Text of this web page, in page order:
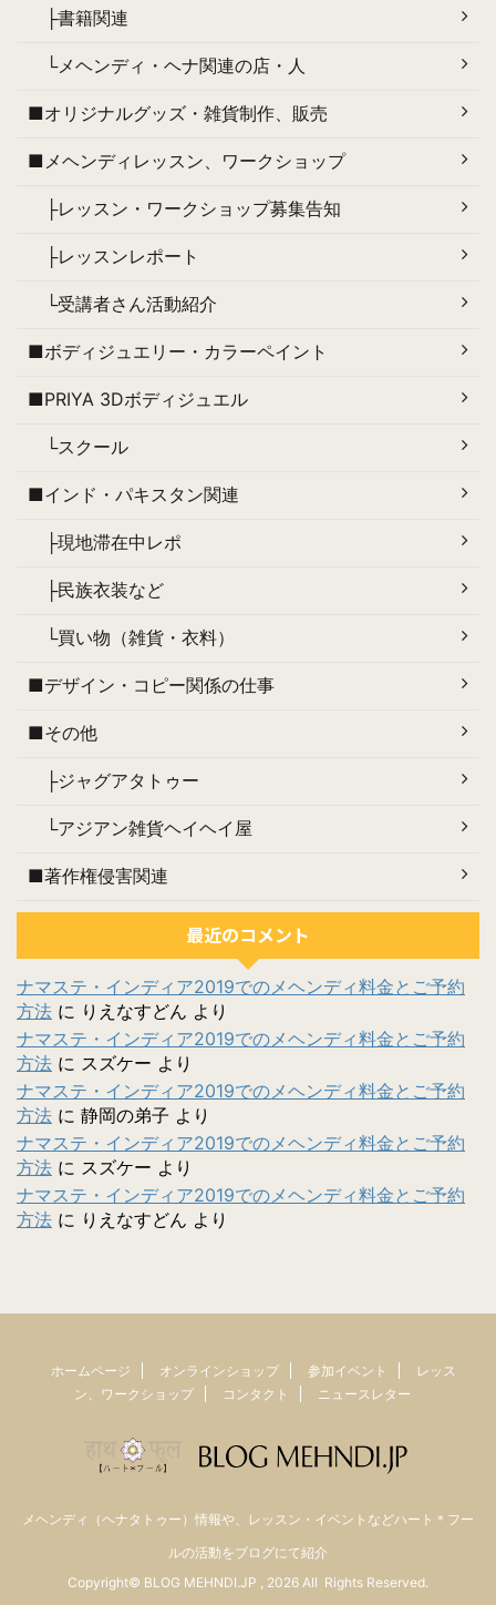
├書籍関連
└メヘンディ・ヘナ関連の店・人
■オリジナルグッズ・雑貨制作、販売
■メヘンディレッスン、ワークショップ
├レッスン・ワークショップ募集告知
├レッスンレポート
└受講者さん活動紹介
■ボディジュエリー・カラーペイント
■PRIYA 3Dボディジュエル
└スクール
■インド・パキスタン関連
├現地滞在中レポ
├民族衣装など
└買い物（雑貨・衣料）
■デザイン・コピー関係の仕事
■その他
├ジャグアタトゥー
└アジアン雑貨ヘイヘイ屋
■著作権侵害関連
最近のコメント
ナマステ・インディア2019でのメヘンディ料金とご予約
方法 に りえなすどん より
ナマステ・インディア2019でのメヘンディ料金とご予約
方法 に スズケー より
ナマステ・インディア2019でのメヘンディ料金とご予約
方法 に 静岡の弟子 より
ナマステ・インディア2019でのメヘンディ料金とご予約
方法 に スズケー より
ナマステ・インディア2019でのメヘンディ料金とご予約
方法 に りえなすどん より
ホームページ オンラインショップ 参加イベント
レッス
ン、ワークショップ
コンタクト ニュースレター
メヘンディ（ヘナタトゥー）情報や、レッスン・イベントなどハート＊フー
ルの活動をブログにて紹介
Copyright© BLOG MEHNDI.JP , 2026 All Rights Reserved.